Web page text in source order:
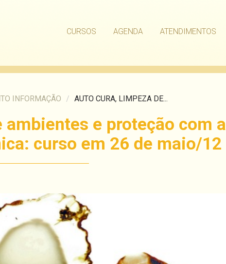
CURSOS AGENDA ATENDIMENTOS
INFORMAÇÃO / AUTO CURA, LIMPEZA DE...
e proteção com a
curso em 26 de maio/12